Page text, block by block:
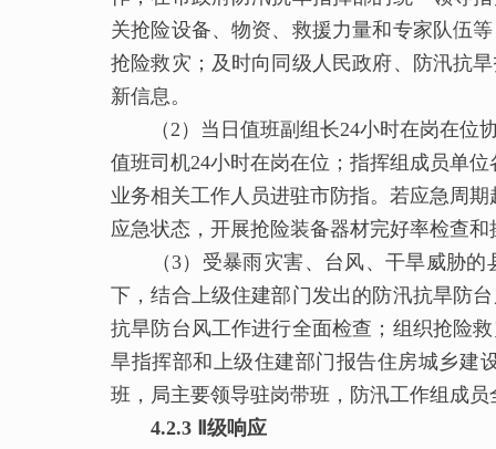
关抢险设备、物资、救援力量和专家队伍
抢险救灾；及时向同级人民政府、防汛抗
新信息。
（2）当日值班副组长24小时在岗在位协
值班司机24小时在岗在位；指挥组成员单
业务相关工作人员进驻市防指。若应急周
应急状态，开展抢险装备器材完好率检查
（3）受暴雨灾害、台风、干旱威胁的
下，结合上级住建部门发出的防汛抗旱防
抗旱防台风工作进行全面检查；组织抢险
旱指挥部和上级住建部门报告住房城乡建
班，局主要领导驻岗带班，防汛工作组成
4.2.3 Ⅱ级响应